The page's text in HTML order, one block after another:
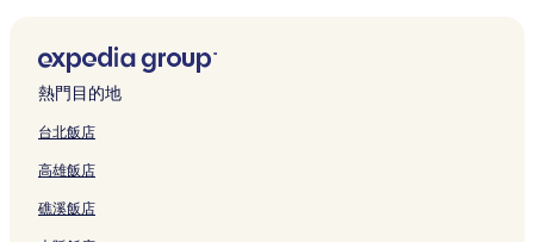
動，
協和村飯店
頂寮城隍廟附近的飯店
冬山河生態公園附近的飯店
熱門目的地
台北飯店
高雄飯店
礁溪飯店